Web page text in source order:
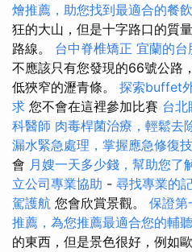
燴推薦，助您找到最適合的餐
狂的大山，但是十字路口的質
路線。 台中脊椎矯正 宜蘭的台
不應該只有您發現的66號公路
低狹窄的瀝青條。 探索buffet
求 您不會在這裡參加比賽 台北
科醫師 肉毒桿菌治療，輕鬆去
漏水緊急處理，掌握應急修復
會 月嫂一天多少錢，幫助您了
立公司專業協助 - 尋找專業的
駕護航 您會欣賞景觀。 保證第
推薦，為您推薦最適合您的輔
的東西，但是景色很好，例如